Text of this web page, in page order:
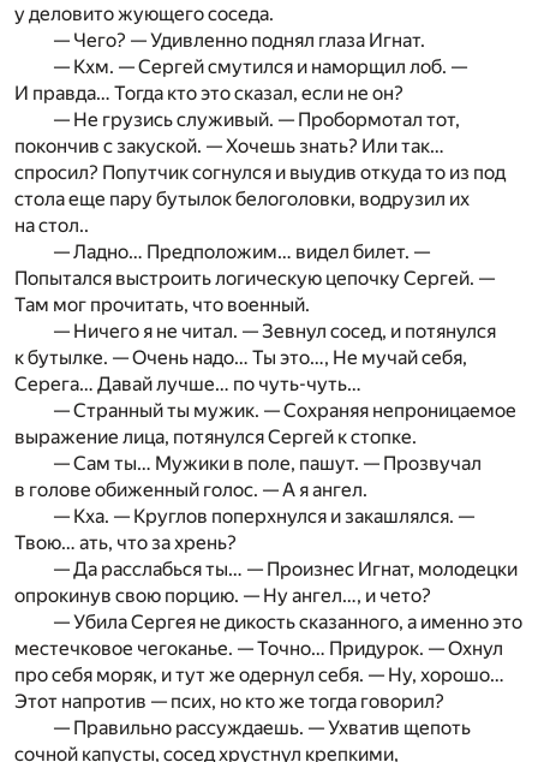
у деловито жующего соседа.
— Чего? — Удивленно поднял глаза Игнат.
— Кхм. — Сергей смутился и наморщил лоб. —
И правда… Тогда кто это сказал, если не он?
— Не грузись служивый. — Пробормотал тот,
покончив с закуской. — Хочешь знать? Или так…
спросил? Попутчик согнулся и выудив откуда то из под
стола еще пару бутылок белоголовки, водрузил их
на стол..
— Ладно… Предположим… видел билет. —
Попытался выстроить логическую цепочку Сергей. —
Там мог прочитать, что военный.
— Ничего я не читал. — Зевнул сосед, и потянулся
к бутылке. — Очень надо… Ты это…, Не мучай себя,
Серега… Давай лучше… по чуть-чуть…
— Странный ты мужик. — Сохраняя непроницаемое
выражение лица, потянулся Сергей к стопке.
— Сам ты… Мужики в поле, пашут. — Прозвучал
в голове обиженный голос. — А я ангел.
— Кха. — Круглов поперхнулся и закашлялся. —
Твою… ать, что за хрень?
— Да расслабься ты… — Произнес Игнат, молодецки
опрокинув свою порцию. — Ну ангел…, и чето?
— Убила Сергея не дикость сказанного, а именно это
местечковое чегоканье. — Точно… Придурок. — Охнул
про себя моряк, и тут же одернул себя. — Ну, хорошо…
Этот напротив — псих, но кто же тогда говорил?
— Правильно рассуждаешь. — Ухватив щепоть
сочной капусты, сосед хрустнул крепкими,